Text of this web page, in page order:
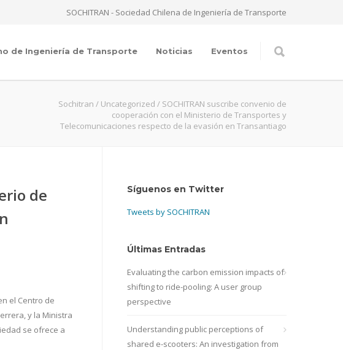
SOCHITRAN - Sociedad Chilena de Ingeniería de Transporte
de Ingeniería de Transporte Noticias Eventos
Sochitran / Uncategorized / SOCHITRAN suscribe convenio de
cooperación con el Ministerio de Transportes y
Telecomunicaciones respecto de la evasión en Transantiago
de
el Centro de
y la Ministra
se ofrece a
Síguenos en Twitter
Tweets by SOCHITRAN
Últimas Entradas
Evaluating the carbon emission impacts of
shifting to ride-pooling: A user group
perspective
Understanding public perceptions of
shared e-scooters: An investigation from